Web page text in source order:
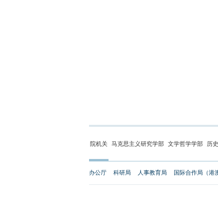
院机关 马克思主义研究学部 文学哲学学部 历
办公厅 科研局 人事教育局 国际合作局（港